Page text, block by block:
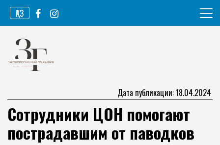
Перейти
содержимому
ҚАЗ
Законопослушный гражданин
Дата публикации: 18.04.2024
Сотрудники ЦОН помогают
пострадавшим от паводков